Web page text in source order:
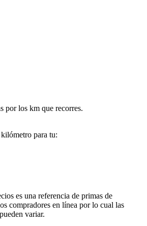
por los km que recorres.
para tu:
es una referencia de primas de
compradores en línea por lo cual las
variar.